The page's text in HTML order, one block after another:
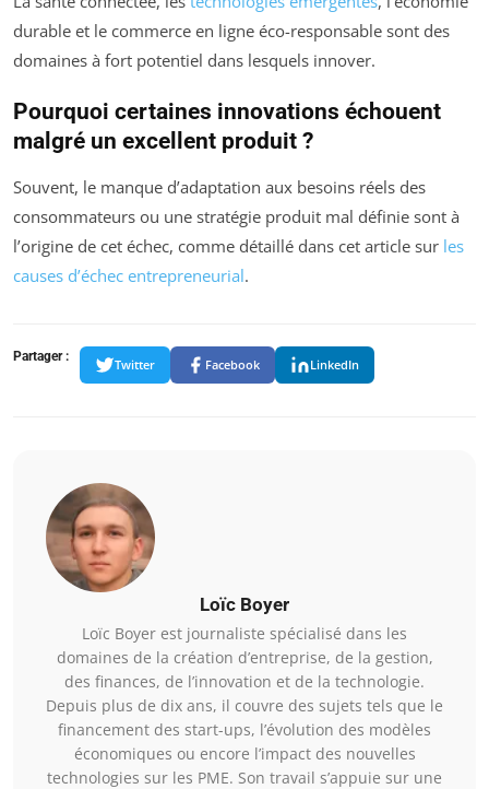
durable et le commerce en ligne éco-responsable sont des
domaines à fort potentiel dans lesquels innover.
Pourquoi certaines innovations échouent
malgré un excellent produit ?
Souvent, le manque d’adaptation aux besoins réels des
consommateurs ou une stratégie produit mal définie sont à
l’origine de cet échec, comme détaillé dans cet article sur les
causes d’échec entrepreneurial.
Partager :
Twitter Facebook LinkedIn
Loïc Boyer
Loïc Boyer est journaliste spécialisé dans les
domaines de la création d’entreprise, de la gestion,
des finances, de l’innovation et de la technologie.
Depuis plus de dix ans, il couvre des sujets tels que le
financement des start-ups, l’évolution des modèles
économiques ou encore l’impact des nouvelles
technologies sur les PME. Son travail s’appuie sur une